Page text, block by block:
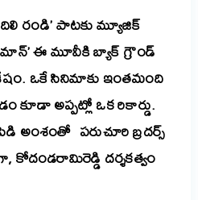
రండి’ పాటకు మ్యూజిక్
ఈ మూవీకి బ్యాక్ గ్రౌండ్
ఒకే సినిమాకు ఇంతమంది
కూడా అప్పట్లో ఒక రికార్డు.
అంశంతో పరుచూరి బ్రదర్స్
కోదండరామిరెడ్డి దర్శకత్వం